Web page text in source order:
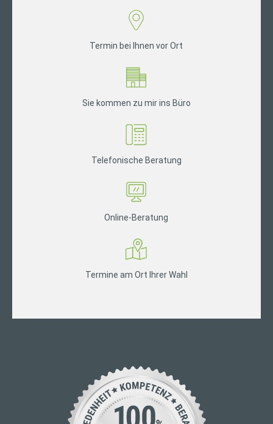
Termin bei Ihnen vor Ort
Sie kommen zu mir ins Büro
Telefonische Beratung
Online-Beratung
Termine am Ort Ihrer Wahl